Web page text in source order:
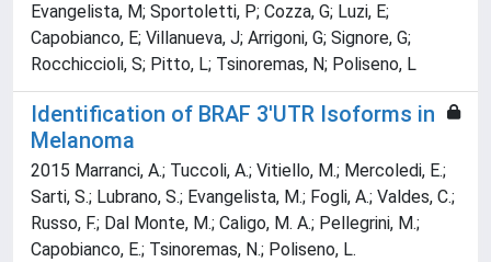
Evangelista, M; Sportoletti, P; Cozza, G; Luzi, E;
Capobianco, E; Villanueva, J; Arrigoni, G; Signore, G;
Rocchiccioli, S; Pitto, L; Tsinoremas, N; Poliseno, L
Identification of BRAF 3'UTR Isoforms in
Melanoma
2015 Marranci, A.; Tuccoli, A.; Vitiello, M.; Mercoledi, E.;
Sarti, S.; Lubrano, S.; Evangelista, M.; Fogli, A.; Valdes, C.;
Russo, F.; Dal Monte, M.; Caligo, M. A.; Pellegrini, M.;
Capobianco, E.; Tsinoremas, N.; Poliseno, L.